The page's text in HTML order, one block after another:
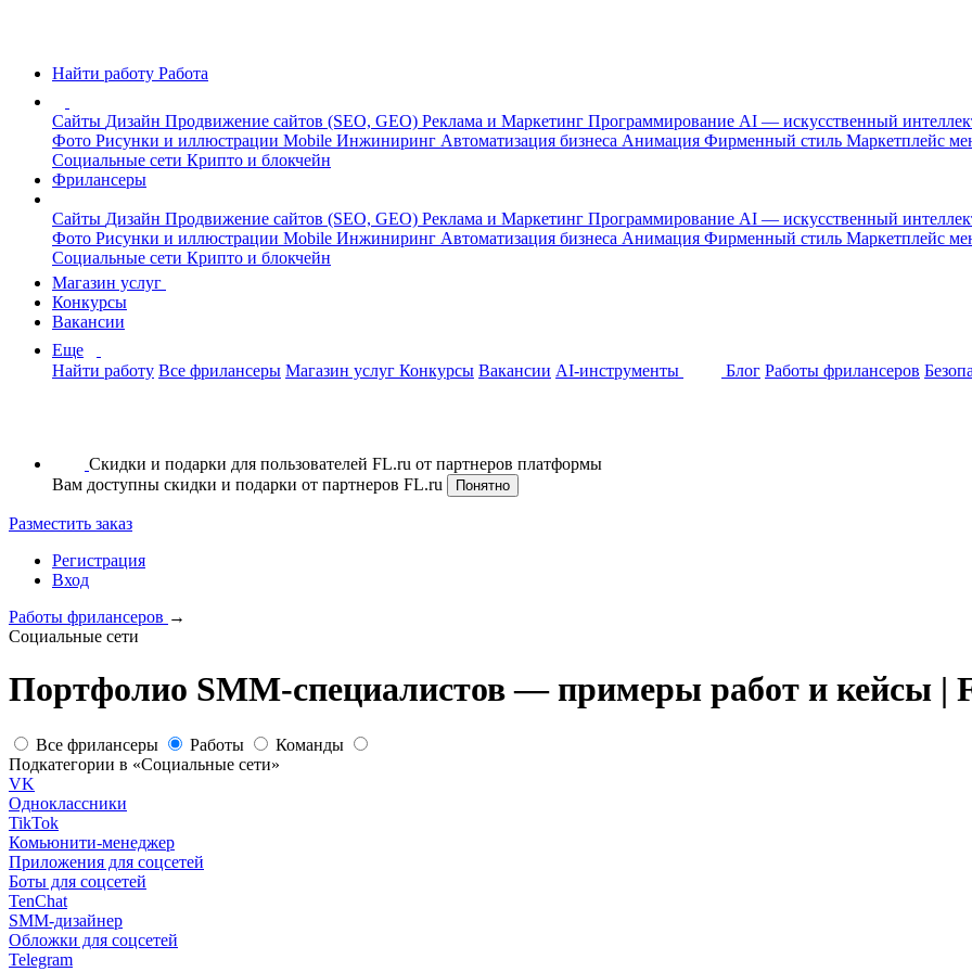
Найти работу Работа
Сайты Дизайн Продвижение сайтов (SEO, GEO) Реклама и Маркетинг Программирование AI — искусственный
Фото Рисунки и иллюстрации Mobile Инжиниринг Автоматизация бизнеса Анимация Фирменный стиль Маркетплейс
Социальные сети Крипто и блокчейн
Фрилансеры
Сайты Дизайн Продвижение сайтов (SEO, GEO) Реклама и Маркетинг Программирование AI — искусственный
Фото Рисунки и иллюстрации Mobile Инжиниринг Автоматизация бизнеса Анимация Фирменный стиль Маркетплейс
Социальные сети Крипто и блокчейн
Магазин услуг
Конкурсы
Вакансии
Еще
Найти работу Все фрилансеры Магазин услуг Конкурсы Вакансии AI-инструменты Блог Работы фрилансеров
Скидки и подарки для пользователей FL.ru от партнеров платформы
Вам доступны скидки и подарки от партнеров FL.ru
Понятно
Разместить заказ
Регистрация
Вход
Работы фрилансеров →
Социальные сети
Портфолио SMM-специалистов — примеры работ и кейсы |
Все фрилансеры Работы
Команды
Подкатегории в «Социальные сети»
VK
Одноклассники
TikTok
Комьюнити-менеджер
Приложения для соцсетей
Боты для соцсетей
TenChat
SMM-дизайнер
Обложки для соцсетей
Telegram